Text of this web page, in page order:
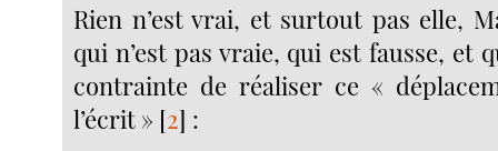
Rien n’est vrai, et surtout pas elle,
qui n’est pas vraie, qui est fausse, et
contrainte de réaliser ce «
l’écrit » [2] :